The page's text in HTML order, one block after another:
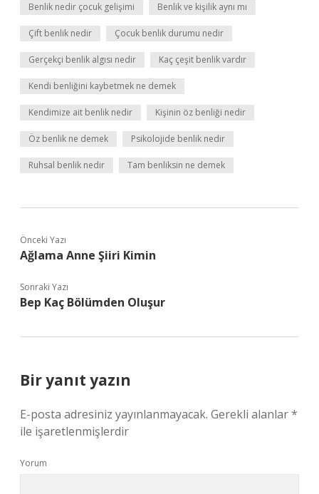
Benlik nedir çocuk gelişimi Benlik ve kişilik aynı mı
Çift benlik nedir Çocuk benlik durumu nedir
Gerçekçi benlik algısı nedir Kaç çeşit benlik vardır
Kendi benliğini kaybetmek ne demek
Kendimize ait benlik nedir Kişinin öz benliği nedir
Öz benlik ne demek Psikolojide benlik nedir
Ruhsal benlik nedir Tam benliksin ne demek
Önceki Yazı
Ağlama Anne Şiiri Kimin
Sonraki Yazı
Bep Kaç Bölümden Oluşur
Bir yanıt yazın
E-posta adresiniz yayınlanmayacak. Gerekli alanlar*
ile işaretlenmişlerdir
Yorum